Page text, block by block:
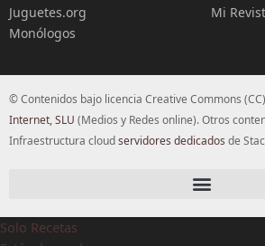
Juguetes.org
Monólogos
Mi
© Contenidos bajo licencia Creative Commons
Internet, SLU (Medios y Redes online). Otros
Infraestructura cloudservidores dedicados de
Solo Recetas